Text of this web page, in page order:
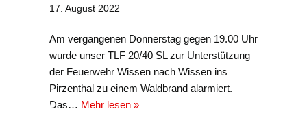
17. August 2022
Am vergangenen Donnerstag gegen 19.00 Uhr
wurde unser TLF 20/40 SL zur Unterstützung
der Feuerwehr Wissen nach Wissen ins
Pirzenthal zu einem Waldbrand alarmiert.
Das… Mehr lesen »